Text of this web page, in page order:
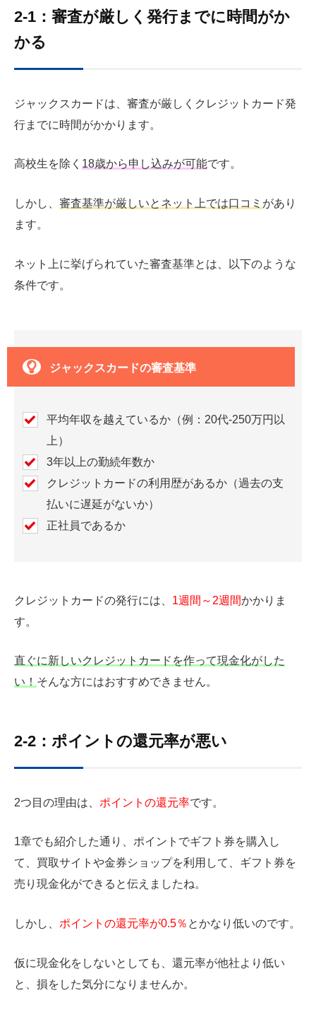
2-1：審査が厳しく発行までに時間がか
かる
ジャックスカードは、審査が厳しくクレジットカード発
行までに時間がかかります。
高校生を除く 18歳から申し込みが可能です。
しかし、 審査基準が厳しいとネット上では口コミ があり
ます。
ネット上に挙げられていた審査基準とは、以下のような
条件です。
ジャックスカードの審査基準
平均年収を越えているか（例： 20代-250万円以
上）
3年以上の勤続年数か
クレジットカードの利用歴があるか（過去の支
払いに遅延がないか）
正社員であるか
クレジットカードの発行には、 1週間～2週間かかりま
す。
直ぐに新しいクレジットカードを作って現金化がした
い！ そんな方にはおすすめできません。
2-2：ポイントの還元率が悪い
2つ目の理由は、 ポイントの還元率です。
1章でも紹介した通り、ポイントでギフト券を購入し
て、買取サイトや金券ショップを利用して、ギフト券を
売り現金化ができると伝えましたね。
しかし、 ポイントの還元率が0.5％ とかなり低いのです。
仮に現金化をしないとしても、還元率が他社より低い
と、損をした気分になりませんか。